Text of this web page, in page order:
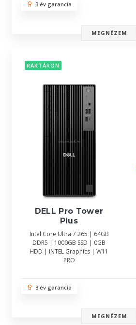
3 év garancia
MEGNÉZEM
RAKTÁRON
DELL Pro Tower
Plus
Intel Core Ultra 7 265 | 64GB
DDR5 | 1000GB SSD | 0GB
HDD | INTEL Graphics | W11
PRO
3 év garancia
MEGNÉZEM